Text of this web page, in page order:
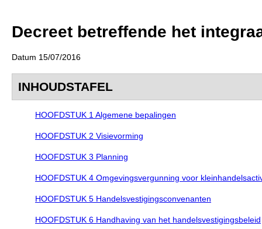
Decreet betreffende het
Datum 15/07/2016
INHOUDSTAFEL
HOOFDSTUK 1 Algemene bepalingen
HOOFDSTUK 2 Visievorming
HOOFDSTUK 3 Planning
HOOFDSTUK 4 Omgevingsvergunning voor
HOOFDSTUK 5 Handelsvestigingsconvenanten
HOOFDSTUK 6 Handhaving van het handelsvestigingsbeleid